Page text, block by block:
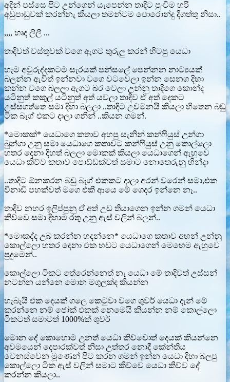
අදින් පස්සෙ පිට උන්ගෙන් යැපෙන්න තාදිට පුංචිම හරි
අඩුපාඩුවක් කරන්නැ කියලා තමන්ටම පොරොන්දු දීගත්තු නිසා..
,,,, හෘද ලිලී ...
තාදිවත් වස්තුවක් වගෙ ඇගට තුරුලු කරන් හිටපු යෙධා
හැම අවුරුද්දකටම සැරයක් පන්සලේ පෙන්නන නාට්‍යයක්
බලන්න ඇවිත් ඉන්නවා වගෙ වටවෙලා ඉන්න සෙනග දිහා
කන්න වගෙ බලලා ඇගට බර වෙලා උන්නු තාදිගෙ කොන්ද
යටිනුත් කකුල් යටිනුත් අත් යවලා තාදිව ඒ අත් දෙකට
උස්සගත්තෙ සමා දිහා බලලා ..තාදිට උවමනයි කියලා හිතෙන බඩු
ටික බෑග් එකට දාලා ගනින් ..කියන ගමන්.
*මොකක්* යෙධාගෙ කතාව අහපු සැනින් කන්ෆියුස් උන්ගා
බුන්ගා උනු සමා යෙධාගෙ කතාවට කන්ෆියුස් උනු කොල්ලො
හතර දෙනා දිහත් බලලා මොකක් කියලා යෙධාගෙන් ඇහුවෙ
යෙධා කිව්ව කතාව පොඩ්ඩක්වත් සමාට නොතෙරුනු හින්දා
..තාදිට ඕනකරන බඩු බෑග් එකකට දාලා අරන් වරෙන් සමා,එක
විනාඩි පහක්වත් මගෙ එකී ආයෙ මේ ගෙදර ඉන්නෙ නෑ..
තාදිව නහර ඉලිප්පුනු ඒ අත් උඩ තියාගෙන ඉන්න ගමන් යෙධා
කිව්වෙ සමා දිහාම රතු උනු ඇස් වලින් බලන්..
*මොකද්ද උබ කරන්න හදන්නෙ* යෙධාගෙ කතාව අහන් උන්නු
කොල්ලො හතර දෙනා එක හඩට යෙධාගෙන් මෙහෙම ඇහුවෙ
පුදුමෙන්..
කොල්ලො ටිකට තේරෙන්නෙත් නැ යෙධා මේ තාදිවත් උස්සන්
නටන්න යන්නෙ මොන මගුලක්ද කියන්න
හැබැයි එක දෙයක් ගලෙ කෙටුවා වගෙ ශුවර් යෙධා දැන් මේ
කරන්නෙ නම් ජෝක් එකක් නෙමෙයි කියන්න නම් කොල්ලො
ටිකටත් සමාටත් 1000%ක් ශුවර්
මොන දේ කොහොම උනත් යෙධා කිව්වොත් දෙයක් කියන්නෙ
අවමයෙන් දෙපාරක්වත් නිසා උත්තර නොදී කේන්තිය
වෙනස්වෙන මූණෙන් පිට කරන ගමන් ඉන්න යෙධා දිහා බලපු
කොල්ලො ටික ඇස් වලින් සමාට කිව්වෙ යෙධා කිව්ව දේ
කරන්න කියලා..